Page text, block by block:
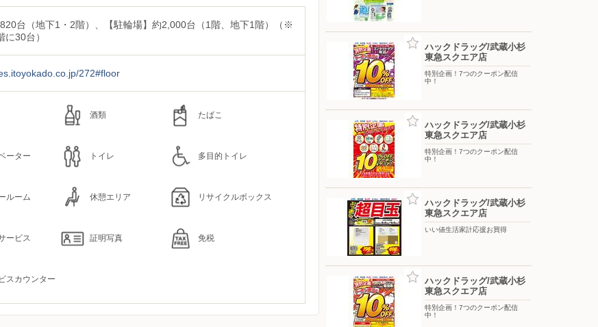
820台（地下1・2階）、【駐輪場】約2,000台（1階、地下1階）（※
30台）
272#floor
酒類 たばこ
ーター トイレ 多目的トイレ
ルーム 休憩エリア リサイクルボックス
ービス 証明写真 免税
スカウンター
ハックドラッグ/武蔵小杉
東急スクエア店
特別企画！7つのクーポン配信
中！
ハックドラッグ/武蔵小杉
東急スクエア店
特別企画！7つのクーポン配信
中！
ハックドラッグ/武蔵小杉
東急スクエア店
いい値生活家計応援お買得
ハックドラッグ/武蔵小杉
東急スクエア店
特別企画！7つのクーポン配信
中！